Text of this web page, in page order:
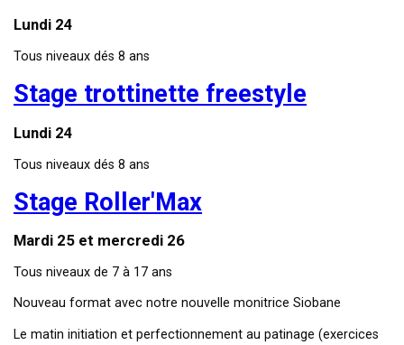
Lundi 24
Tous niveaux dés 8 ans
Stage trottinette freestyle
Lundi 24
Tous niveaux dés 8 ans
Stage Roller'Max
Mardi 25 et mercredi 26
Tous niveaux de 7 à 17 ans
Nouveau format avec notre nouvelle monitrice Siobane
Le matin initiation et perfectionnement au patinage (exercices